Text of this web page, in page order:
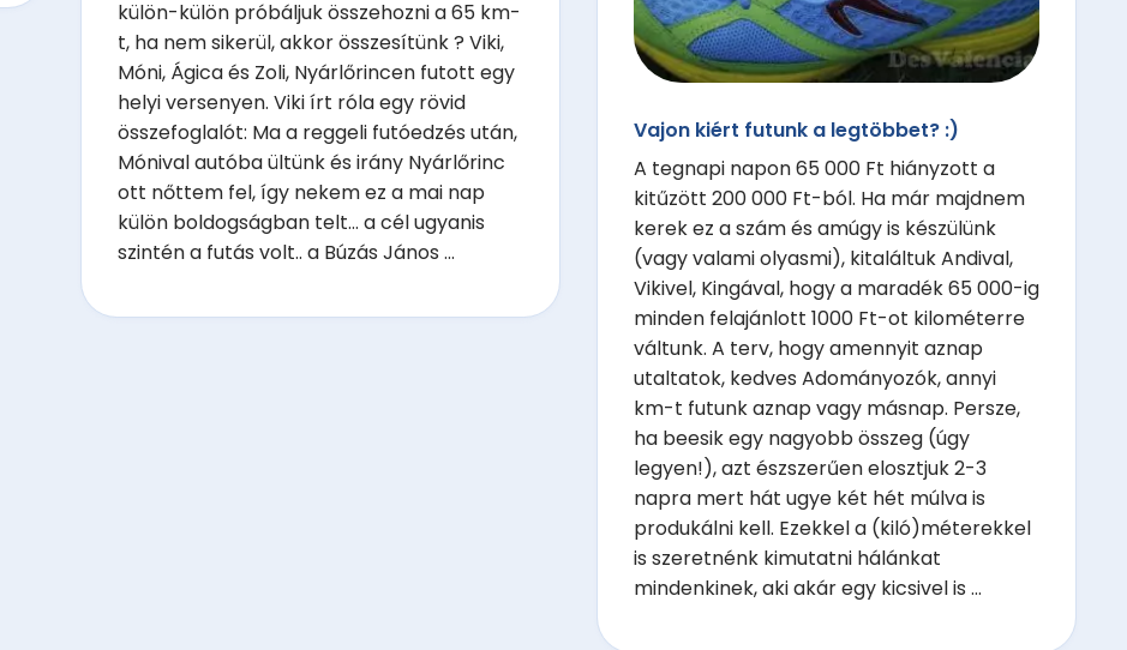
külön-külön próbáljuk összehozni a 65 km-
t, ha nem sikerül, akkor összesítünk ? Viki,
Móni, Ágica és Zoli, Nyárlőrincen futott egy
helyi versenyen. Viki írt róla egy rövid
összefoglalót: Ma a reggeli futóedzés után,
Mónival autóba ültünk és irány Nyárlőrinc
ott nőttem fel, így nekem ez a mai nap
külön boldogságban telt… a cél ugyanis
szintén a futás volt.. a Búzás János ...
Vajon kiért futunk a legtöbbet? :)
A tegnapi napon 65 000 Ft hiányzott a
kitűzött 200 000 Ft-ból. Ha már majdnem
kerek ez a szám és amúgy is készülünk
(vagy valami olyasmi), kitaláltuk Andival,
Vikivel, Kingával, hogy a maradék 65 000-ig
minden felajánlott 1000 Ft-ot kilométerre
váltunk. A terv, hogy amennyit aznap
utaltatok, kedves Adományozók, annyi
km-t futunk aznap vagy másnap. Persze,
ha beesik egy nagyobb összeg (úgy
legyen!), azt észszerűen elosztjuk 2-3
napra mert hát ugye két hét múlva is
produkálni kell. Ezekkel a (kiló)méterekkel
is szeretnénk kimutatni hálánkat
mindenkinek, aki akár egy kicsivel is ...